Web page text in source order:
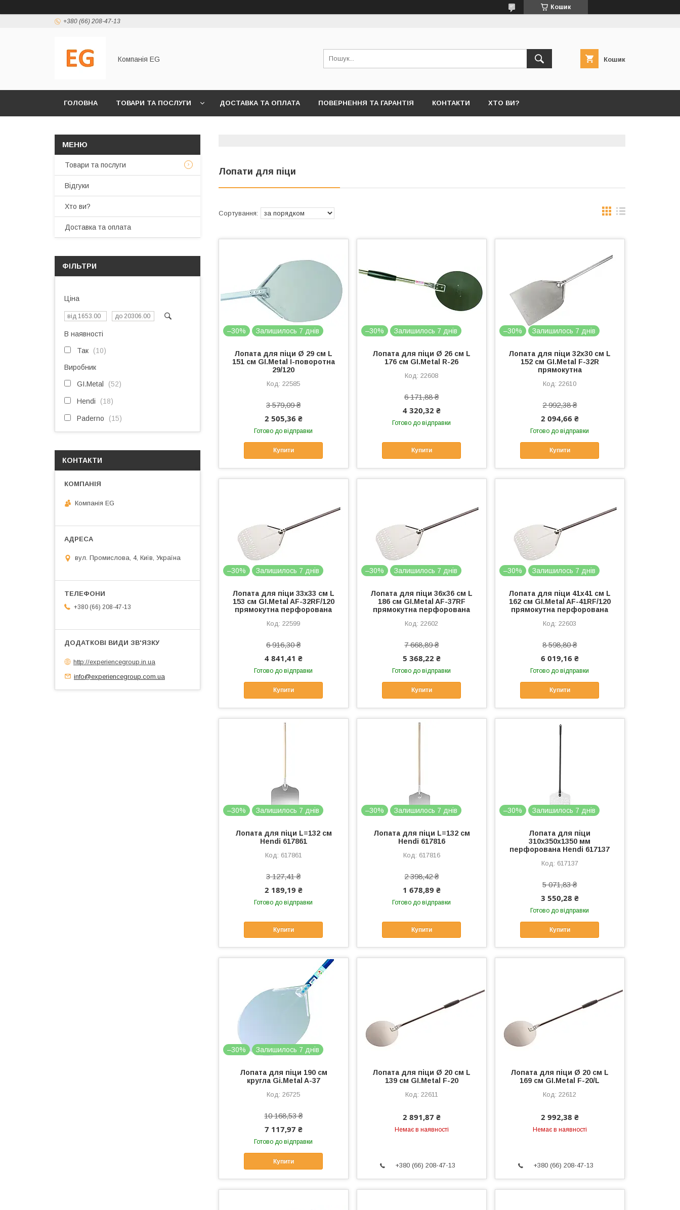
Кошик
+380 (66) 208-47-13
Компанія EG Кошик
ГОЛОВНА ТОВАРИ ТА ПОСЛУГИ ДОСТАВКА ТА ОПЛАТА ПОВЕРНЕННЯ ТА ГАРАНТІЯ КОНТАКТИ ХТО ВИ?
Лопати для піци
–30% Залишилось 7 днів
Лопата для піци Ø 29 см L
151 см GI.Metal I-поворотна
29/120
22585
3 579,09 ₴
2 505,36 ₴
Готово до відправки
Купити
–30% Залишилось 7 днів
Лопата для піци Ø 26 см L
176 см GI.Metal R-26
22608
6 171,88 ₴
4 320,32 ₴
Готово до відправки
Купити
–30% Залишилось 7 днів
Лопата для піци 32х30 см L
152 см GI.Metal F-32R
прямокутна
22610
2 992,38 ₴
2 094,66 ₴
Готово до відправки
Купити
–30% Залишилось 7 днів
Лопата для піци 33х33 см L
153 см GI.Metal AF-32RF/120
прямокутна перфорована
22599
6 916,30 ₴
4 841,41 ₴
Готово до відправки
Купити
–30% Залишилось 7 днів
Лопата для піци 36х36 см L
186 см GI.Metal AF-37RF
прямокутна перфорована
22602
7 668,89 ₴
5 368,22 ₴
Готово до відправки
Купити
–30% Залишилось 7 днів
Лопата для піци 41х41 см L
162 см GI.Metal AF-41RF/120
прямокутна перфорована
22603
8 598,80 ₴
6 019,16 ₴
Готово до відправки
Купити
–30% Залишилось 7 днів
Лопата для піци L=132 cм
Hendi 617861
617861
3 127,41 ₴
2 189,19 ₴
Готово до відправки
Купити
–30% Залишилось 7 днів
Лопата для піци L=132 см
Hendi 617816
617816
2 398,42 ₴
1 678,89 ₴
Готово до відправки
Купити
–30% Залишилось 7 днів
Лопата для піци
310x350x1350 мм
перфорована Hendi 617137
617137
5 071,83 ₴
3 550,28 ₴
Готово до відправки
Купити
–30% Залишилось 7 днів
Лопата для піци 190 см
кругла Gi.Metal A-37
26725
10 168,53 ₴
7 117,97 ₴
Готово до відправки
Купити
Лопата для піци Ø 20 см L
139 см GI.Metal F-20
22611
2 891,87 ₴
Немає в наявності
+380 (66) 208-47-13
Лопата для піци Ø 20 см L
169 см GI.Metal F-20/L
22612
2 992,38 ₴
Немає в наявності
+380 (66) 208-47-13
Товари та послуги
Відгуки
Хто ви?
Доставка та оплата
ФІЛЬТРИ
Ціна
В наявності
Так 10
Виробник
GI.Metal 52
Hendi 18
Paderno 15
КОНТАКТИ
Компанія EG
вул. Промислова, 4, Київ, Україна
+380 (66) 208-47-13
http://experiencegroup.in.ua
info@experiencegroup.com.ua